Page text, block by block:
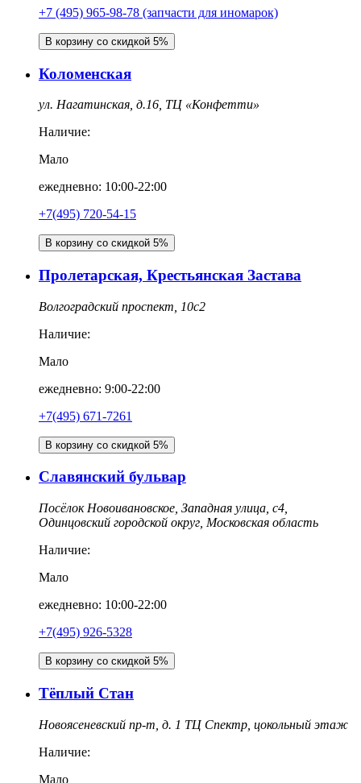
+7 (495) 965-98-78 (запчасти для иномарок)
В корзину со скидкой 5%
Коломенская
ул. Нагатинская, д.16, ТЦ «Конфетти»
Наличие:
Мало
ежедневно: 10:00-22:00
+7(495) 720-54-15
В корзину со скидкой 5%
Пролетарская, Крестьянская Застава
Волгоградский проспект, 10с2
Наличие:
Мало
ежедневно: 9:00-22:00
+7(495) 671-7261
В корзину со скидкой 5%
Славянский бульвар
Посёлок Новоивановское, Западная улица, с4,
Одинцовский городской округ, Московская область
Наличие:
Мало
ежедневно: 10:00-22:00
+7(495) 926-5328
В корзину со скидкой 5%
Тёплый Стан
Новоясеневский пр-т, д. 1 ТЦ Спектр, цокольный этаж
Наличие:
Мало